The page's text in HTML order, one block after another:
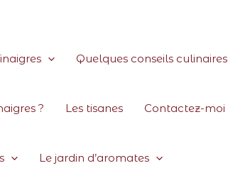
Quelques conseils culinaires
? Les tisanes Contactez-moi
Le jardin d’aromates